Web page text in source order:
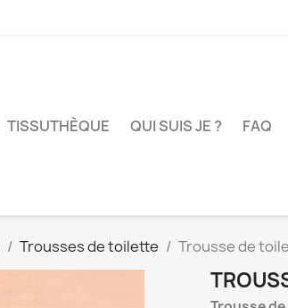
TISSUTHÈQUE QUI SUIS JE ? FAQ
Trousses de toilette Trousse de